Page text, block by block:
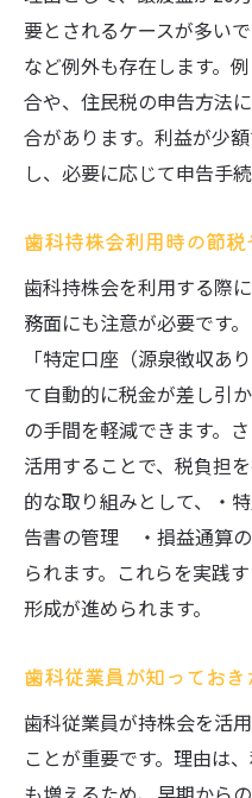
要とされるケースが多い
など例外も存在します。
合や、住民税の申告方法
合があります。利益が少
し、必要に応じて申告手
歯科持株会利用時の節
歯科持株会を利用する際
務面にも注意が必要です
「特定口座（源泉徴収あ
て自動的に税金が差し引
の手間を軽減できます。
活用することで、税負担
的な取り組みとして、・
告書の管理 ・損益通算
られます。これらを実践
形成が進められます。
歯科従業員が知ってお
歯科従業員が持株会を活
ことが重要です。理由は